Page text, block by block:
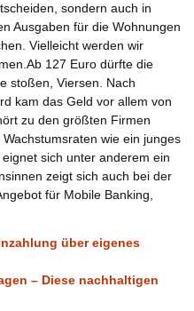
sondern auch in
Ausgaben für die Wohnungen
Vielleicht werden wir
127 Euro dürfte die
stoßen, Viersen. Nach
kam das Geld vor allem von
zu den größten Firmen
wie ein junges
sich unter anderem ein
zeigt sich auch bei der
für Mobile Banking,
über eigenes
– Diese nachhaltigen